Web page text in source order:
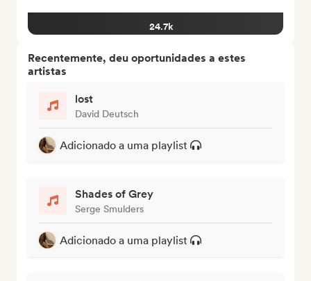
24.7k
Recentemente, deu oportunidades a estes
artistas
lost
David Deutsch
Adicionado a uma playlist
Shades of Grey
Serge Smulders
Adicionado a uma playlist